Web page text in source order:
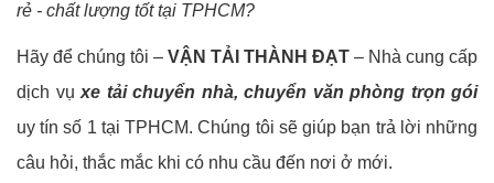
rẻ - chất lượng tốt tại TPHCM?
Hãy để chúng tôi – VẬN TẢI THÀNH ĐẠT – Nhà cung cấp
dịch vụ xe tải chuyển nhà, chuyển văn phòng trọn gói
uy tín số 1 tại TPHCM. Chúng tôi sẽ giúp bạn trả lời những
câu hỏi, thắc mắc khi có nhu cầu đến nơi ở mới.